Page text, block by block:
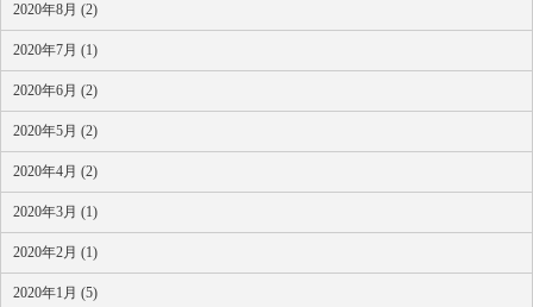
2020年8月 (2)
2020年7月 (1)
2020年6月 (2)
2020年5月 (2)
2020年4月 (2)
2020年3月 (1)
2020年2月 (1)
2020年1月 (5)